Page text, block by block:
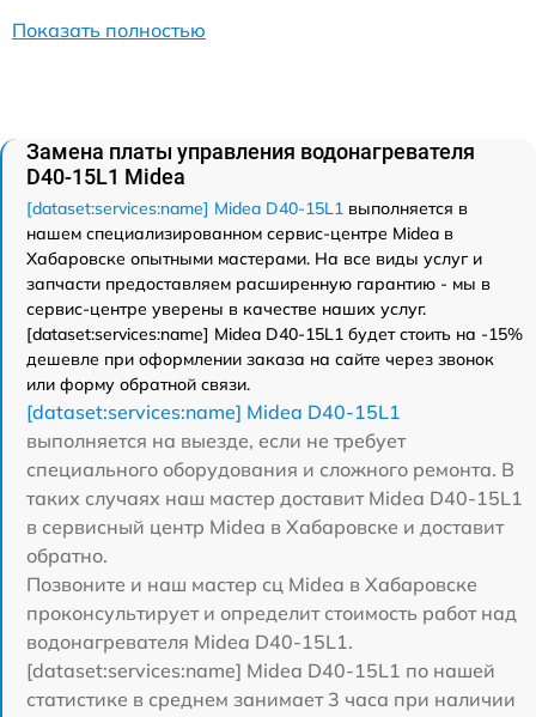
Показать полностью
Замена платы управления водонагревателя
D40-15L1 Midea
[dataset:services:name] Midea D40-15L1 выполняется в
нашем специализированном сервис-центре Midea в
Хабаровске опытными мастерами. На все виды услуг и
запчасти предоставляем расширенную гарантию - мы в
сервис-центре уверены в качестве наших услуг.
[dataset:services:name] Midea D40-15L1 будет стоить на -15%
дешевле при оформлении заказа на сайте через звонок
или форму обратной связи.
[dataset:services:name] Midea D40-15L1
выполняется на выезде, если не требует
специального оборудования и сложного ремонта. В
таких случаях наш мастер доставит Midea D40-15L1
в сервисный центр Midea в Хабаровске и доставит
обратно.
Позвоните и наш мастер сц Midea в Хабаровске
проконсультирует и определит стоимость работ над
водонагревателя Midea D40-15L1.
[dataset:services:name] Midea D40-15L1 по нашей
статистике в среднем занимает 3 часа при наличии